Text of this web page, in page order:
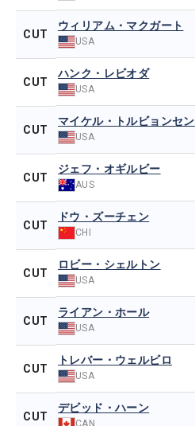
CUT
ウィリアム・マクガート
USA
CUT
ハンク・レビオダ
USA
CUT
マイケル・トルビョンセン
USA
CUT
ジェフ・オギルビー
AUS
CUT
ドウ・ズーチェン
CHI
CUT
ロビー・シェルトン
USA
CUT
ライアン・ホール
USA
CUT
トレバー・ウェルビロ
USA
CUT
デビッド・ハーン
CAN